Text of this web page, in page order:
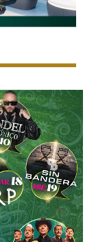
digitales al
la
para
competencia
y brindar un
podrá elegir la
no complete
las
no podrá
Potosí.